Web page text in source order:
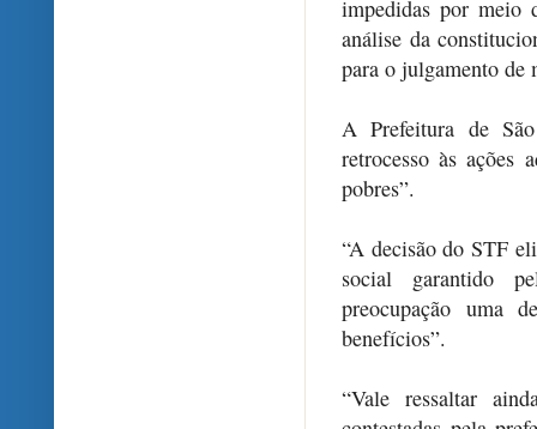
impedidas por meio
análise da
para o julgamento de
A Prefeitura de
retrocesso às ações
pobres”.
“A decisão do STF
social garantido
preocupação uma
benefícios”.
“Vale ressaltar